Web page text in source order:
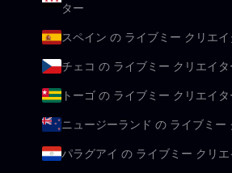
ター
スペイン の ライブミー クリエイ
チェコ の ライブミー クリエイタ
トーゴ の ライブミー クリエイタ
ニュージーランド の ライブミー
パラグアイ の ライブミー クリエ